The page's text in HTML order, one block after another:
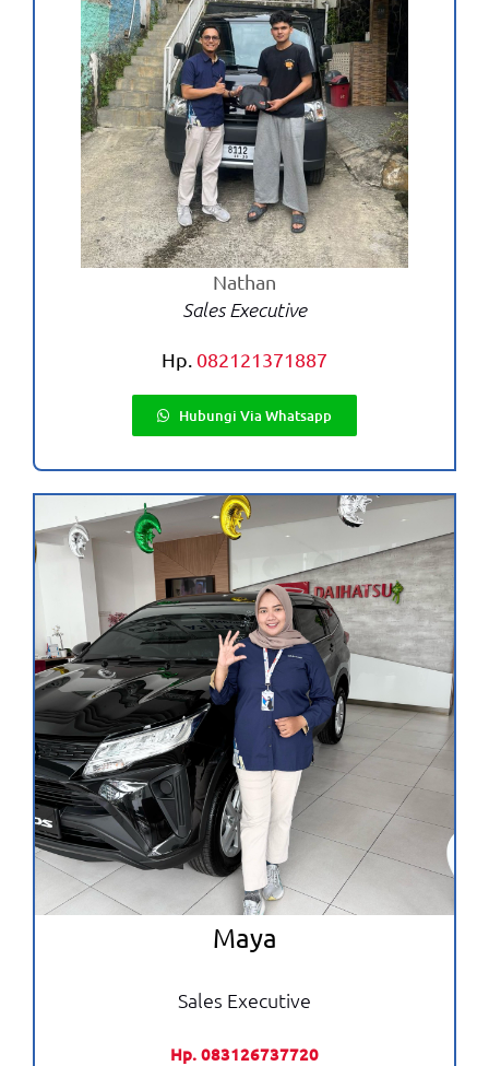
Nathan
Sales Executive
Hp. 082121371887
Hubungi Via Whatsapp
Maya
Sales Executive
Hp. 083126737720